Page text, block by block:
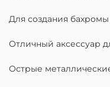
Для создания
Отличный аксессуар
Острые